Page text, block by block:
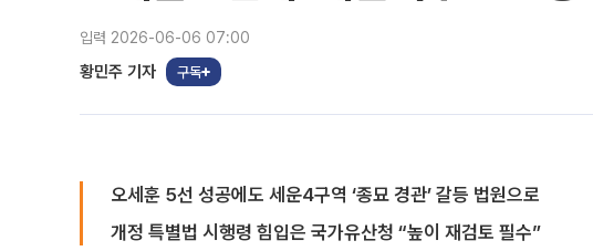
입력 2026-06-06 07:00
황민주 기자 구독
오세훈 5선 성공에도 세운4구역 ‘종묘 경관’ 갈등 법원으로
개정 특별법 시행령 힘입은 국가유산청 “높이 재검토 필수”